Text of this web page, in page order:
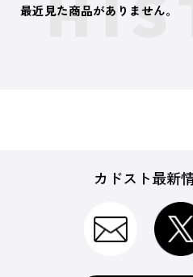
最近見た商品がありません。
カドスト最新